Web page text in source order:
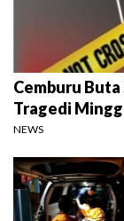
Cemburu
Tragedi
NEWS